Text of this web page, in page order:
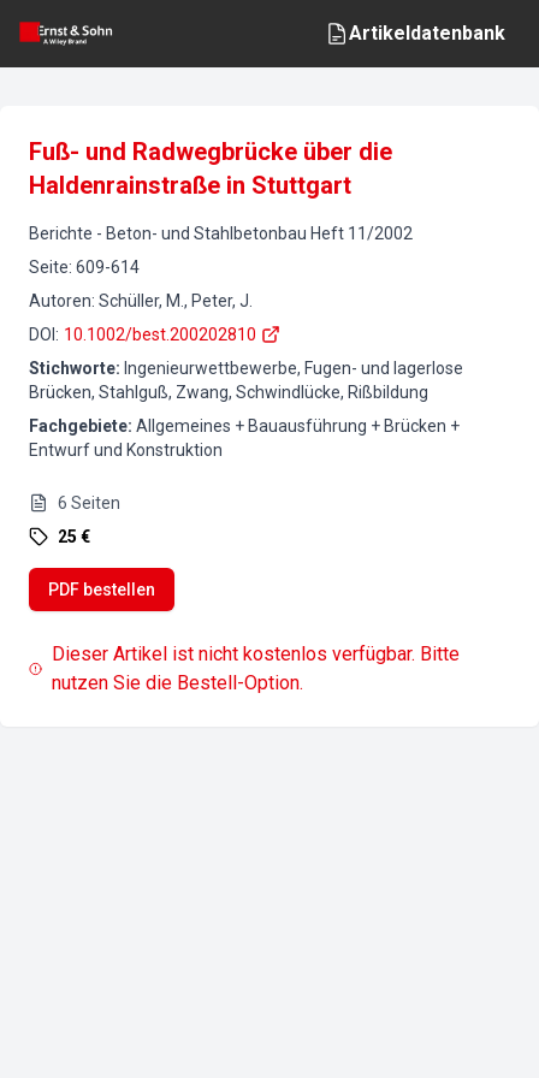
Artikeldatenbank
Fuß- und Radwegbrücke über die
Haldenrainstraße in Stuttgart
Berichte - Beton- und Stahlbetonbau Heft 11/2002
Seite: 609-614
Autoren: Schüller, M., Peter, J.
DOI : 10.1002/best.200202810
Stichworte: Ingenieurwettbewerbe, Fugen- und lagerlose
Brücken, Stahlguß, Zwang, Schwindlücke, Rißbildung
Fachgebiete: Allgemeines + Bauausführung + Brücken +
Entwurf und Konstruktion
6 Seiten
25 €
PDF bestellen
Dieser Artikel ist nicht kostenlos verfügbar. Bitte
nutzen Sie die Bestell-Option.